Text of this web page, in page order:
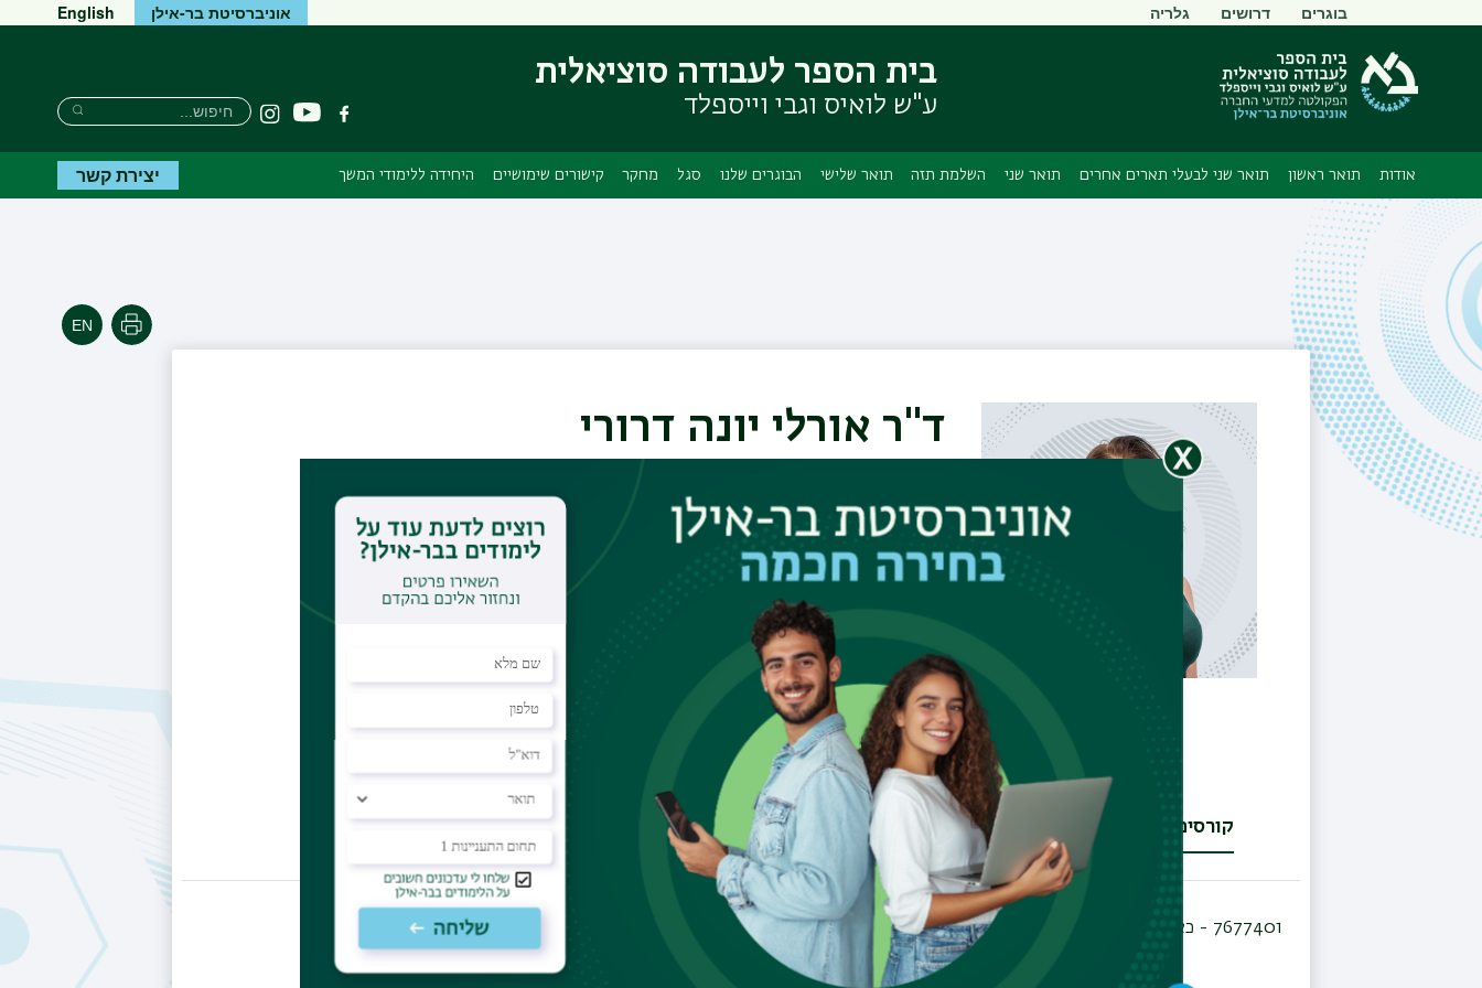
העיקרי
ניווט
ראשי
תפריט
משני
בוגרים דרושים גלריה אוניברסיטת בר-אילן English
בית הספר לעבודה סוציאלית
ע"ש לואיס וגבי וייספלד פייסבוקיוטיוב Instagram
חיפוש
Search
Search
אודות תואר ראשון תואר שני לבעלי תארים אחרים תואר שני השלמת תזה תואר שלישי הבוגרים שלנו סגל מחקר קישורים שימושיים היחידה ללימודי המשך יצירת קשר
הדפסה
ד"ר אורלי יונה דרורי
orlyonadrori@gmail.com
בתיאום מראש
קורסים
(לשונית
פעילה)
7677401 - כאב נפשי וכאב גופ(א)ני: טיפול במצבי חיים מורכבים